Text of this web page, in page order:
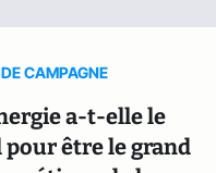
CAMPAGNE
a-t-elle le
être le grand